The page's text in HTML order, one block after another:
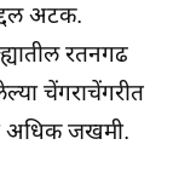
अटक.
रतनगढ
चेंगराचेंगरीत
अधिक जखमी.